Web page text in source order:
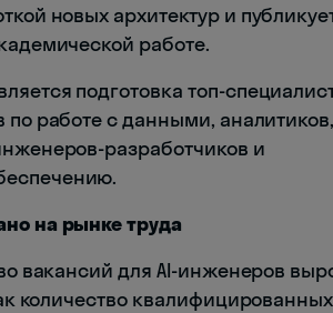
новых архитектур и
работе.
подготовка топ-
по работе с данными, аналитиков,
разработчиков и
на рынке труда
вакансий для AI-инженеров
количество квалифицированных